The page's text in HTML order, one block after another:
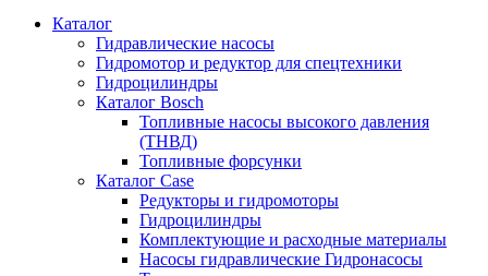
Каталог
Гидравлические насосы
Гидромотор и редуктор для спецтехники
Гидроцилиндры
Каталог Bosch
Топливные насосы высокого давления
(ТНВД)
Топливные форсунки
Каталог Case
Редукторы и гидромоторы
Гидроцилиндры
Комплектующие и расходные материалы
Насосы гидравлические Гидронасосы